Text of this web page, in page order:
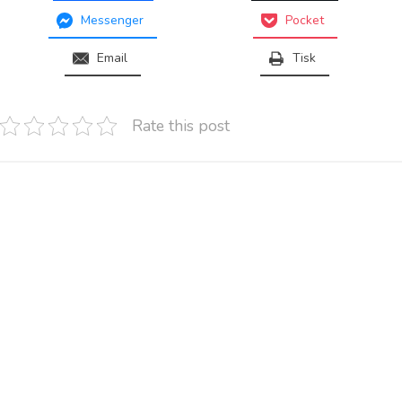
Messenger Pocket
Email Tisk
Rate this post